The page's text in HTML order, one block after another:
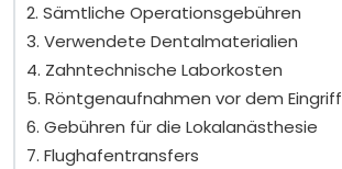
2. Sämtliche Operationsgebühren
3. Verwendete Dentalmaterialien
4. Zahntechnische Laborkosten
5. Röntgenaufnahmen vor dem Eingriff
6. Gebühren für die Lokalanästhesie
7. Flughafentransfers